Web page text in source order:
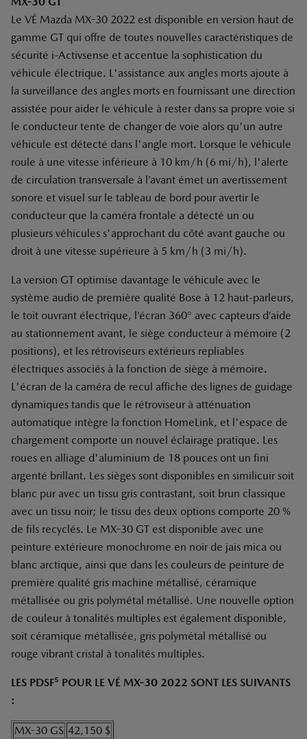
Le VÉ Mazda MX-30 2022 est disponible en version haut de
gamme GT qui offre de toutes nouvelles caractéristiques de
sécurité i-Activsense et accentue la sophistication du
véhicule électrique. L'assistance aux angles morts ajoute à
la surveillance des angles morts en fournissant une direction
assistée pour aider le véhicule à rester dans sa propre voie si
le conducteur tente de changer de voie alors qu'un autre
véhicule est détecté dans l'angle mort. Lorsque le véhicule
roule à une vitesse inférieure à 10 km/h (6 mi/h), l'alerte
de circulation transversale à l’avant émet un avertissement
sonore et visuel sur le tableau de bord pour avertir le
conducteur que la caméra frontale a détecté un ou
plusieurs véhicules s'approchant du côté avant gauche ou
droit à une vitesse supérieure à 5 km/h (3 mi/h).
La version GT optimise davantage le véhicule avec le
système audio de première qualité Bose à 12 haut-parleurs,
le toit ouvrant électrique, l’écran 360° avec capteurs d’aide
au stationnement avant, le siège conducteur à mémoire (2
positions), et les rétroviseurs extérieurs repliables
électriques associés à la fonction de siège à mémoire.
L'écran de la caméra de recul affiche des lignes de guidage
dynamiques tandis que le rétroviseur à atténuation
automatique intègre la fonction HomeLink, et l'espace de
chargement comporte un nouvel éclairage pratique. Les
roues en alliage d'aluminium de 18 pouces ont un fini
argenté brillant. Les sièges sont disponibles en similicuir soit
blanc pur avec un tissu gris contrastant, soit brun classique
avec un tissu noir; le tissu des deux options comporte 20 %
de fils recyclés. Le MX-30 GT est disponible avec une
peinture extérieure monochrome en noir de jais mica ou
blanc arctique, ainsi que dans les couleurs de peinture de
première qualité gris machine métallisé, céramique
métallisée ou gris polymétal métallisé. Une nouvelle option
de couleur à tonalités multiples est également disponible,
soit céramique métallisée, gris polymétal métallisé ou
rouge vibrant cristal à tonalités multiples.
LES PDSF5 POUR LE VÉ MX-30 2022 SONT LES SUIVANTS
:
MX-30 GS 42,150 $